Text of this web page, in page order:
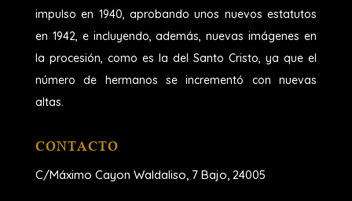
impulso en 1940, aprobando unos nuevos estatutos
en 1942, e incluyendo, además, nuevas imágenes en
la procesión, como es la del Santo Cristo, ya que el
número de hermanos se incrementó con nuevas
altas.
CONTACTO
C/Máximo Cayon Waldaliso, 7 Bajo, 24005